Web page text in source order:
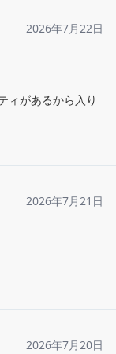
2026年7月22日
ィがあるから入り
2026年7月21日
2026年7月20日